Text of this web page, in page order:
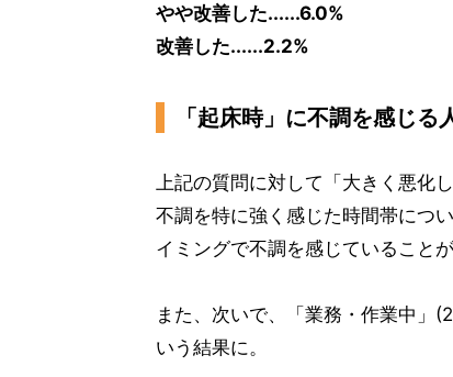
やや改善した......6.0%
改善した......2.2%
「起床時」に不調を感じる
上記の質問に対して「大きく悪化
不調を特に強く感じた時間帯につ
イミングで不調を感じていることが
また、次いで、「業務・作業中」
いう結果に。